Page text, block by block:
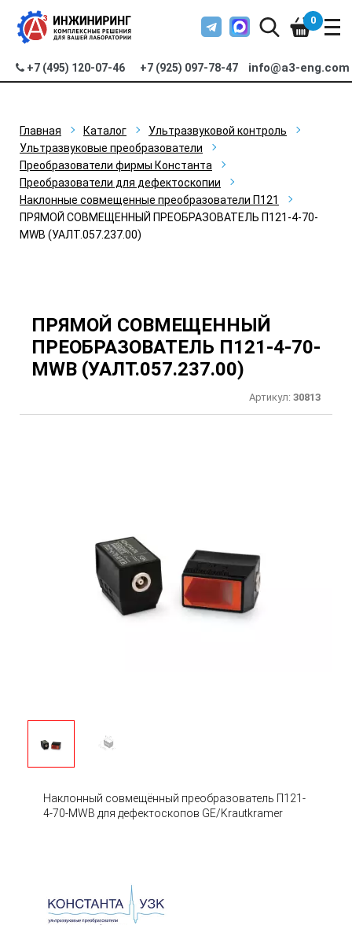
+7 (495) 120-07-46 +7 (925) 097-78-47 info@a3-eng.com
0
Главная Каталог
Ультразвуковой контроль
Ультразвуковые преобразователи
Преобразователи фирмы Константа
Преобразователи для дефектоскопии
Наклонные совмещенные преобразователи П121
ПРЯМОЙ СОВМЕЩЕННЫЙ ПРЕОБРАЗОВАТЕЛЬ П121-4-70-
MWB (УАЛТ.057.237.00)
ПРЯМОЙ СОВМЕЩЕННЫЙ
ПРЕОБРАЗОВАТЕЛЬ П121-4-70-
MWB (УАЛТ.057.237.00)
Артикул: 30813
Наклонный совмещённый преобразователь П121-
4-70-MWB для дефектоскопов GE/Krautkramer